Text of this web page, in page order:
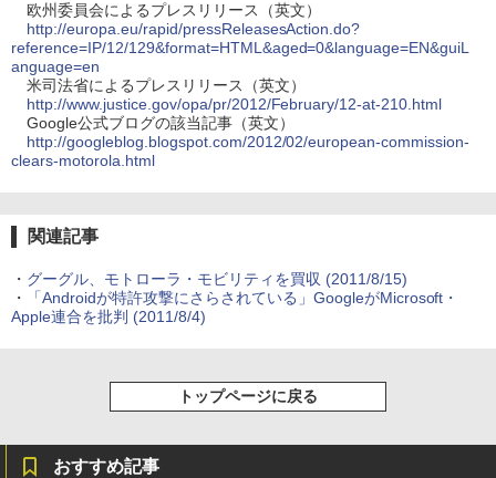
欧州委員会によるプレスリリース（英文）
http://europa.eu/rapid/pressReleasesAction.do?
reference=IP/12/129&format=HTML&aged=0&language=EN&guiL
anguage=en
米司法省によるプレスリリース（英文）
http://www.justice.gov/opa/pr/2012/February/12-at-210.html
Google公式ブログの該当記事（英文）
http://googleblog.blogspot.com/2012/02/european-commission-
clears-motorola.html
関連記事
・ グーグル、モトローラ・モビリティを買収 (2011/8/15)
・
「Androidが特許攻撃にさらされている」GoogleがMicrosoft・
Apple連合を批判 (2011/8/4)
トップページに戻る
おすすめ記事